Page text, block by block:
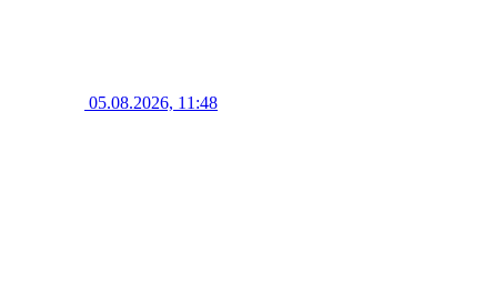
05.08.2026, 11:48